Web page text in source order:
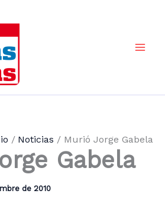
Noticias Murió Jorge Gabela
Gabela
de 2010